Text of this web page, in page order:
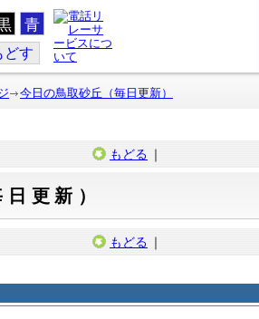
青
どす
今日の鳥取砂丘（毎日更新）
もどる ｜
更新）
もどる ｜